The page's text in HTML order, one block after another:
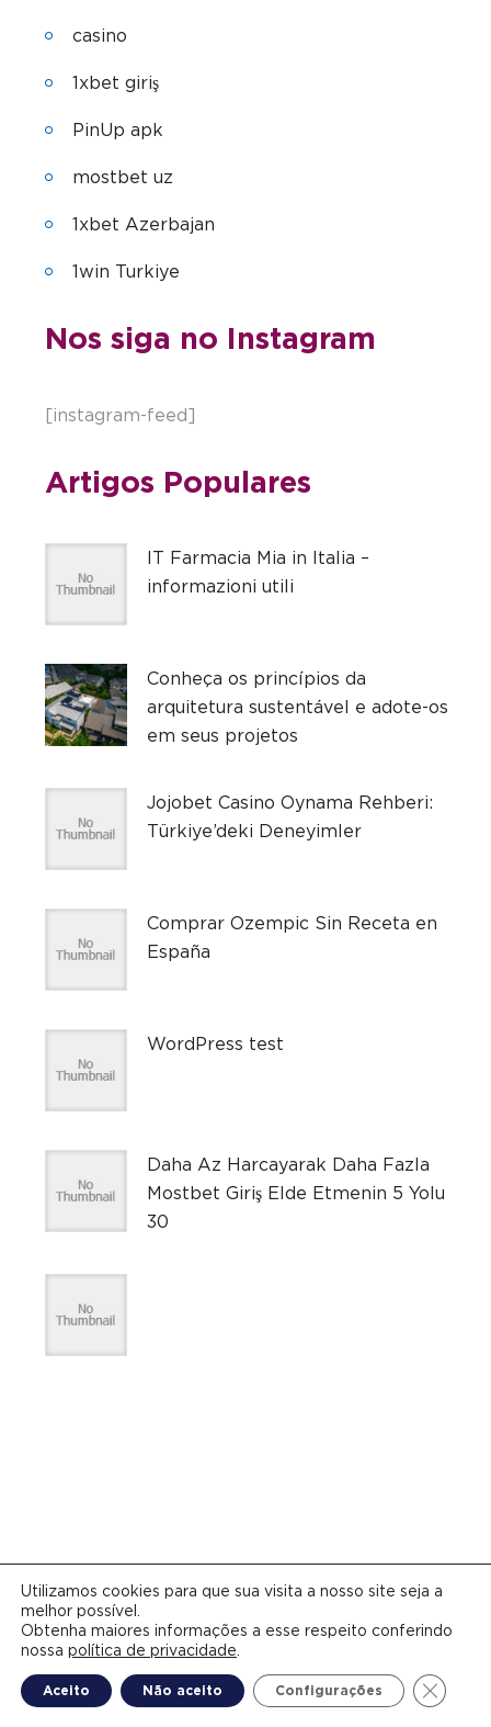
casino
1xbet giriş
PinUp apk
mostbet uz
1xbet Azerbajan
1win Turkiye
Nos siga no Instagram
[instagram-feed]
Artigos Populares
IT Farmacia Mia in Italia –
informazioni utili
Conheça os princípios da
arquitetura sustentável e adote-os
em seus projetos
Jojobet Casino Oynama Rehberi:
Türkiye’deki Deneyimler
Comprar Ozempic Sin Receta en
España
WordPress test
Daha Az Harcayarak Daha Fazla
Mostbet Giriş Elde Etmenin 5 Yolu
30
Utilizamos cookies para que sua visita a nosso site seja a
melhor possível.
Obtenha maiores informações a esse respeito conferindo
nossa política de privacidade
Aceito Não aceito Configurações Close